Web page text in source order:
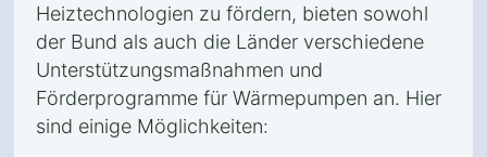
Heiztechnologien zu fördern, bieten sowohl
der Bund als auch die Länder verschiedene
Unterstützungsmaßnahmen und
Förderprogramme für Wärmepumpen an. Hier
sind einige Möglichkeiten: